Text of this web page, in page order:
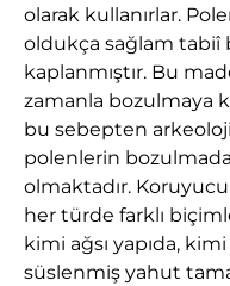
olarak kullanırlar.
oldukça sağlam tabiî
kaplanmıştır. Bu
zamanla bozulmaya
bu sebepten
polenlerin
olmaktadır.
her türde farklı
kimi ağsı yapıda,
süslenmiş yahut